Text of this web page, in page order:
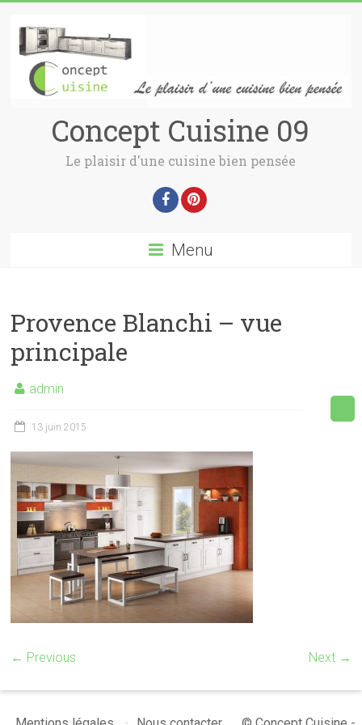
Concept Cuisine 09
Le plaisir d'une cuisine bien pensée
Menu
Provence Blanchi – vue
principale
admin
13 juin 2015
← Previous Next →